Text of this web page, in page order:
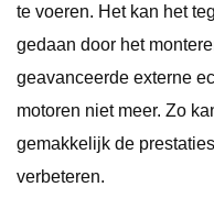
te voeren. Het kan het
gedaan door het
geavanceerde externe
motoren niet meer. Zo
gemakkelijk de
verbeteren.